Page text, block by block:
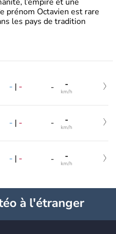
prénom Octavien est rare
les pays de tradition
- | - - -
km/h
- | - - -
km/h
- | - - -
km/h
à l'étranger